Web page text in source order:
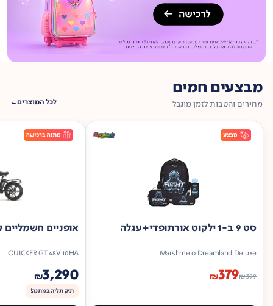
מבצעים חמים
מחירים והטבות לזמן מוגבל לכל המוצרים
סט 9 ב-1 ילקוט אורתופדי+עגלה
Marshmelo Dreamland Deluxe
₪399
₪379
אופניים חשמליים
QUICKER GT 48V 10HA
₪3,290
תיק תליה במתנה!